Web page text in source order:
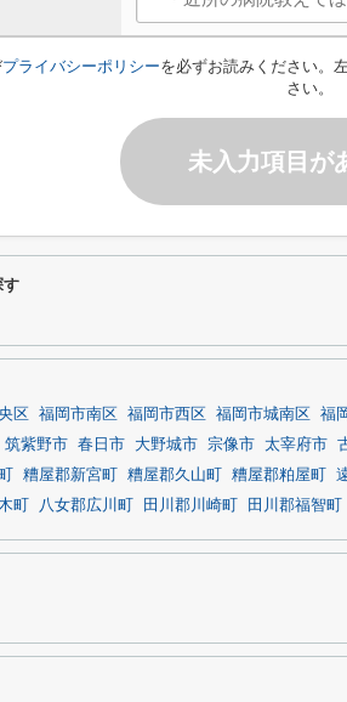
プライバシーポリシーを必ずお読みください。
さい。
未入力項目が
す
区 福岡市南区 福岡市西区 福岡市城南区 福
筑紫野市 春日市 大野城市 宗像市 太宰府市
糟屋郡新宮町 糟屋郡久山町 糟屋郡粕屋町
町 八女郡広川町 田川郡川崎町 田川郡福智町